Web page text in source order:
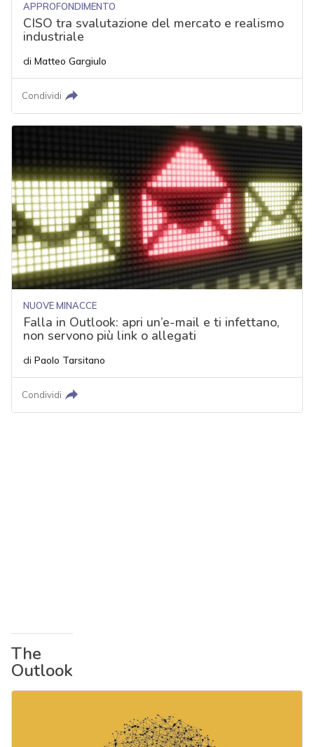
APPROFONDIMENTO
CISO tra svalutazione del mercato e realismo
industriale
di Matteo Gargiulo
Condividi
NUOVE MINACCE
Falla in Outlook: apri un’e-mail e ti infettano,
non servono più link o allegati
di Paolo Tarsitano
Condividi
The
Outlook